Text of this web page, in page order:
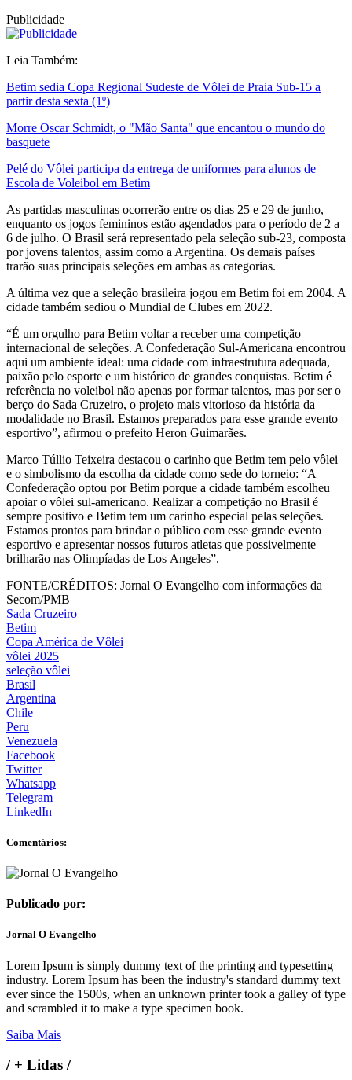
Publicidade
Leia Também:
Betim sedia Copa Regional Sudeste de Vôlei de Praia Sub-15 a
partir desta sexta (1º)
Morre Oscar Schmidt, o "Mão Santa" que encantou o mundo do
basquete
Pelé do Vôlei participa da entrega de uniformes para alunos de
Escola de Voleibol em Betim
As partidas masculinas ocorrerão entre os dias 25 e 29 de junho,
enquanto os jogos femininos estão agendados para o período de 2 a
6 de julho. O Brasil será representado pela seleção sub-23, composta
por jovens talentos, assim como a Argentina. Os demais países
trarão suas principais seleções em ambas as categorias.
A última vez que a seleção brasileira jogou em Betim foi em 2004. A
cidade também sediou o Mundial de Clubes em 2022.
“É um orgulho para Betim voltar a receber uma competição
internacional de seleções. A Confederação Sul-Americana encontrou
aqui um ambiente ideal: uma cidade com infraestrutura adequada,
paixão pelo esporte e um histórico de grandes conquistas. Betim é
referência no voleibol não apenas por formar talentos, mas por ser o
berço do Sada Cruzeiro, o projeto mais vitorioso da história da
modalidade no Brasil. Estamos preparados para esse grande evento
esportivo”, afirmou o prefeito Heron Guimarães.
Marco Túllio Teixeira destacou o carinho que Betim tem pelo vôlei
e o simbolismo da escolha da cidade como sede do torneio: “A
Confederação optou por Betim porque a cidade também escolheu
apoiar o vôlei sul-americano. Realizar a competição no Brasil é
sempre positivo e Betim tem um carinho especial pelas seleções.
Estamos prontos para brindar o público com esse grande evento
esportivo e apresentar nossos futuros atletas que possivelmente
brilharão nas Olimpíadas de Los Angeles”.
FONTE/CRÉDITOS: Jornal O Evangelho com informações da
Secom/PMB
Sada Cruzeiro
Betim
Copa América de Vôlei
vôlei 2025
seleção vôlei
Brasil
Argentina
Chile
Peru
Venezuela
Facebook
Twitter
Whatsapp
Telegram
LinkedIn
Comentários:
Publicado por:
Jornal O Evangelho
Lorem Ipsum is simply dummy text of the printing and typesetting
industry. Lorem Ipsum has been the industry's standard dummy text
ever since the 1500s, when an unknown printer took a galley of type
and scrambled it to make a type specimen book.
Saiba Mais
/+ Lidas /